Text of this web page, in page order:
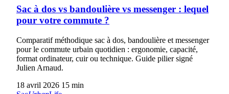
Sac à dos vs bandoulière vs messenger : lequel
pour votre commute ?
Comparatif méthodique sac à dos, bandoulière et messenger
pour le commute urbain quotidien : ergonomie, capacité,
format ordinateur, cuir ou technique. Guide pilier signé
Julien Arnaud.
18 avril 2026 15 min